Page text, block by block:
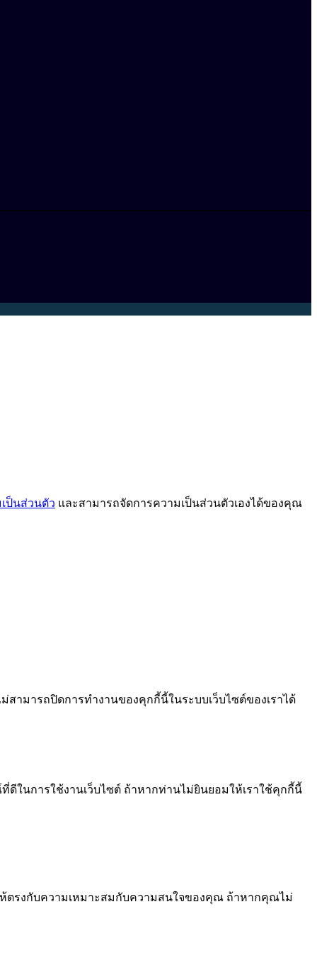
ป็นส่วนตัว และสามารถจัดการความเป็นส่วนตัวเองได้ของคุณ
ามารถปิดการทำงานของคุกกี้นี้ในระบบเว็บไซต์ของเราได้
ในการใช้งานเว็บไซต์ ถ้าหากท่านไม่ยินยอมให้เราใช้คุกกี้นี้
ห้ตรงกับความเหมาะสมกับความสนใจของคุณ ถ้าหากคุณไม่